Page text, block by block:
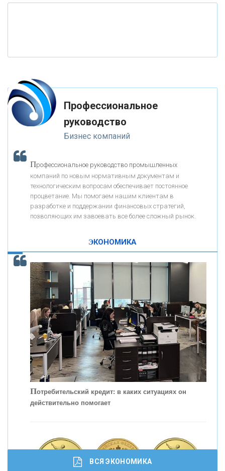
«ФК ОТКРЫТИЕ»
«ЗАПСИБКОМБАНК»
«РОСЕВРОБАНК»
«ПРЕСС-СЛУЖБА ВТБ24»
«АВТОГРАДБАНК»
ОНАС
КОНТАКТЫ
К ак Система быстрых платежей за пять лет
Профессиональное
руководство
Бизнес компаний
Профессиональное руководство промышленных
компаний по новым нормативным документам и
технологическим вопросам обеспечивает постоянное
процветание. Мы помогаем нашим клиентам в
разработке и поддержании финансовых стратегий,
позволяющих им завоевать все более сложный рынок.
ЭКОНОМИКА
Потребительский кредит: в каких ситуациях он
действительно помогает
ВСЯ ЭКОНОМИКА